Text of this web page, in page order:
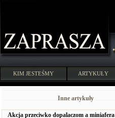
KIM JESTEŚMY ARTYKUŁY
Inne artykuły
Akcja przeciwko dopalaczom a miniafera